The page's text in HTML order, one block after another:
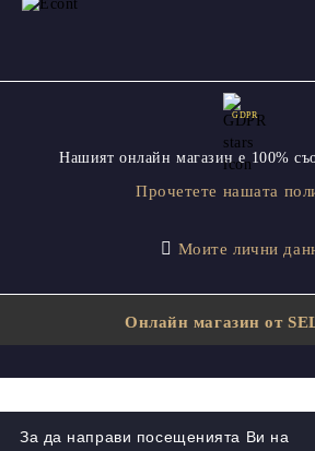
GDPR
Нашият онлайн магазин е 100%
Прочетете нашата
Моите лични
Онлайн магазин от
За да направи посещенията Ви на